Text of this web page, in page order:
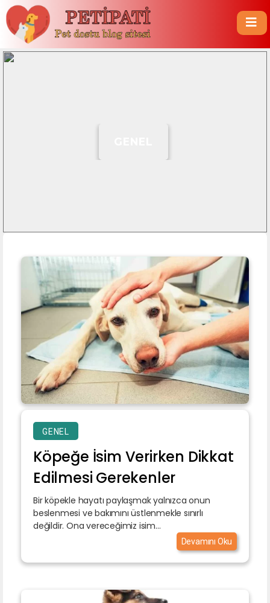
GENEL
Köpeğe İsim Verirken Dikkat
Edilmesi Gerekenler
Bir köpekle hayatı paylaşmak yalnızca onun
beslenmesi ve bakımını üstlenmekle sınırlı
değildir. Ona vereceğimiz isim...
Devamını Oku